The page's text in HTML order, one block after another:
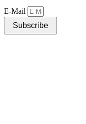
E-Mail
Subscribe